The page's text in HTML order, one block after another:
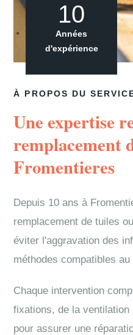
À PROPOS DU
Une expertise
remplacement
Fromentieres
Depuis 10 ans à
remplacement de tuiles
éviter l'aggravation des
méthodes compatibles au
Chaque intervention
fixations, de la
pour assurer une
10
Années
d'expérience